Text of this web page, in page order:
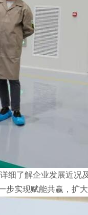
细了解企业发展近
步实现赋能共赢，扩